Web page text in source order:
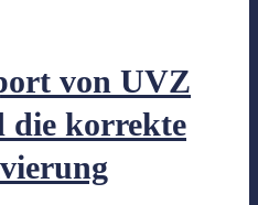
Partner, die sich
von UVZ
die korrekte